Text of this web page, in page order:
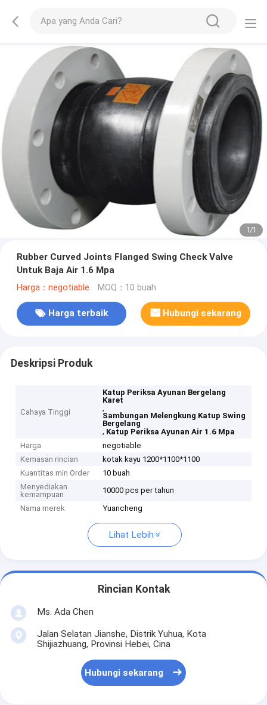
1/1
Rubber Curved Joints Flanged Swing Check Valve
Untuk Baja Air 1.6 Mpa
Harga：negotiable MOQ：10 buah
Harga terbaik Hubungi sekarang
Deskripsi Produk
Cahaya Tinggi
Katup Periksa Ayunan Bergelang
Karet
,
Sambungan Melengkung Katup Swing
Bergelang
, Katup Periksa Ayunan Air 1.6 Mpa
Harga
negotiable
Kemasan rincian
kotak kayu 1200*1100*1100
Kuantitas min Order
10 buah
Menyediakan
kemampuan
10000 pcs per tahun
Nama merek
Yuancheng
Lihat Lebih
Rincian Kontak
Ms. Ada Chen
Jalan Selatan Jianshe, Distrik Yuhua, Kota
Shijiazhuang, Provinsi Hebei, Cina
Hubungi sekarang